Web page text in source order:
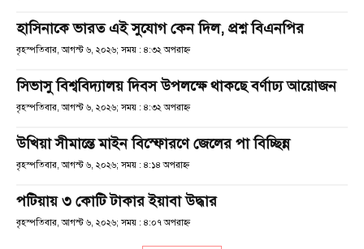
হাসিনাকে ভারত এই সুযোগ কেন দিল, প্রশ্ন বিএনপির
বৃহস্পতিবার, আগস্ট ৬, ২০২৬; সময় : ৪:৩২ অপরাহ্ণ
সিভাসু বিশ্ববিদ্যালয় দিবস উপলক্ষে থাকছে বর্ণাঢ্য আয়োজন
বৃহস্পতিবার, আগস্ট ৬, ২০২৬; সময় : ৪:৩২ অপরাহ্ণ
উখিয়া সীমান্তে মাইন বিস্ফোরণে জেলের পা বিচ্ছিন্ন
বৃহস্পতিবার, আগস্ট ৬, ২০২৬; সময় : ৪:১৪ অপরাহ্ণ
পটিয়ায় ৩ কোটি টাকার ইয়াবা উদ্ধার
বৃহস্পতিবার, আগস্ট ৬, ২০২৬; সময় : ৪:০৭ অপরাহ্ণ